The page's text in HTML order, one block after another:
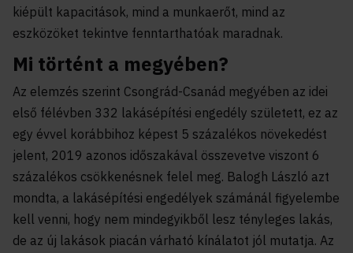
kiépült kapacitások, mind a munkaerőt, mind az
eszközöket tekintve fenntarthatóak maradnak.
Mi történt a megyében?
Az elemzés szerint Csongrád-Csanád megyében az idei
első félévben 332 lakásépítési engedély született, ez az
egy évvel korábbihoz képest 5 százalékos növekedést
jelent, 2019 azonos időszakával összevetve viszont 6
százalékos csökkenésnek felel meg. Balogh László azt
mondta, a lakásépítési engedélyek számánál figyelembe
kell venni, hogy nem mindegyikből lesz tényleges lakás,
de az új lakások piacán várható kínálatot jól mutatja. Az